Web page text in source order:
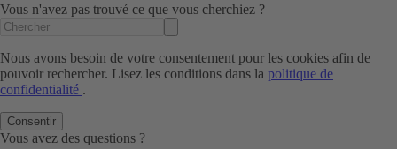
Vous n'avez pas trouvé ce que vous cherchiez ?
Nous avons besoin de votre consentement pour les cookies afin de
pouvoir rechercher. Lisez les conditions dans la politique de
confidentialité .
Consentir
Vous avez des questions ?